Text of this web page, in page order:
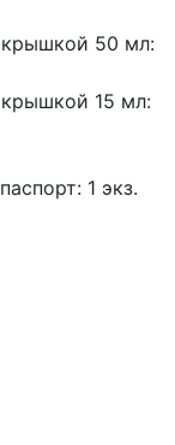
крышкой 50 мл:
15 мл:
1 экз.